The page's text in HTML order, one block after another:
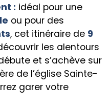
: idéal pour une
ou pour des
, cet itinéraire de 9
les alentours
et s’achève sur
de l’église Sainte-
garer votre